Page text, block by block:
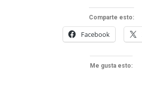
Comparte esto:
Facebook
Me gusta esto: